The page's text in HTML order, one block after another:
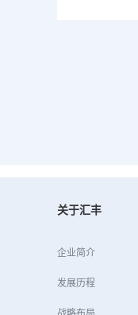
关于汇丰
企业简介
发展历程